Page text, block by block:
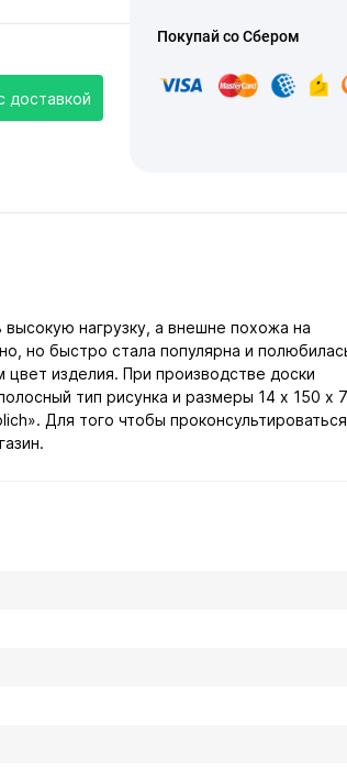
доставкой
Покупай со Сбером
нагрузку, а внешне похожа на
но быстро стала популярна и
изделия. При производстве доски
тип рисунка и размеры 14 х 150 х
Для того чтобы